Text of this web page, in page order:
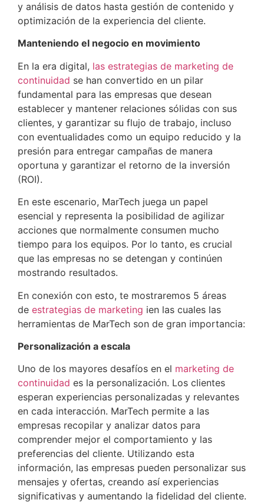
y análisis de datos hasta gestión de contenido y
optimización de la experiencia del cliente.
Manteniendo el negocio en movimiento
En la era digital, las estrategias de marketing de
continuidad se han convertido en un pilar
fundamental para las empresas que desean
establecer y mantener relaciones sólidas con sus
clientes, y garantizar su flujo de trabajo, incluso
con eventualidades como un equipo reducido y la
presión para entregar campañas de manera
oportuna y garantizar el retorno de la inversión
(ROI).
En este escenario, MarTech juega un papel
esencial y representa la posibilidad de agilizar
acciones que normalmente consumen mucho
tiempo para los equipos. Por lo tanto, es crucial
que las empresas no se detengan y continúen
mostrando resultados.
En conexión con esto, te mostraremos 5 áreas
de estrategias de marketing ien las cuales las
herramientas de MarTech son de gran importancia:
Personalización a escala
Uno de los mayores desafíos en el marketing de
continuidad es la personalización. Los clientes
esperan experiencias personalizadas y relevantes
en cada interacción. MarTech permite a las
empresas recopilar y analizar datos para
comprender mejor el comportamiento y las
preferencias del cliente. Utilizando esta
información, las empresas pueden personalizar sus
mensajes y ofertas, creando así experiencias
significativas y aumentando la fidelidad del cliente.